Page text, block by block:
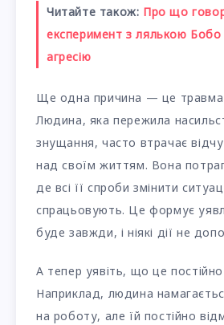
Читайте також: Про що
експеримент з лялькою Бобо
агресію
Ще одна причина — це
Людина, яка пережила
знущання, часто втрачає
над своїм життям. Вона
де всі її спроби змінити
спрацьовують. Це формує
буде завжди, і ніякі дії не
А тепер уявіть, що це
Наприклад, людина
на роботу, але їй постійно